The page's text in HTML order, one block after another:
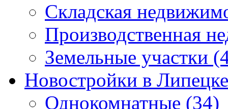
Складская
Производственная
Земельные участки
Новостройки в Липецке
Однокомнатные (34)